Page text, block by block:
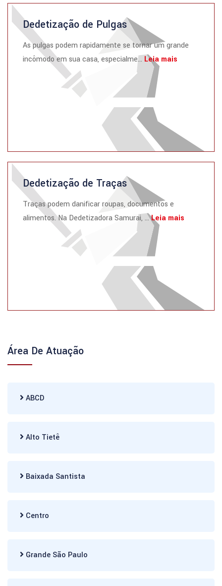
Dedetização de Pulgas
As pulgas podem rapidamente se tornar um grande
incômodo em sua casa, especialme... Leia mais
Dedetização de Traças
Traças podem danificar roupas, documentos e
alimentos. Na Dedetizadora Samurai, ...Leia mais
Área De Atuação
ABCD
Alto Tietê
Baixada Santista
Centro
Grande São Paulo